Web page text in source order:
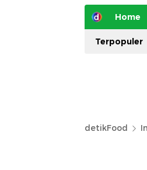
Home
Terpopuler
detikFood